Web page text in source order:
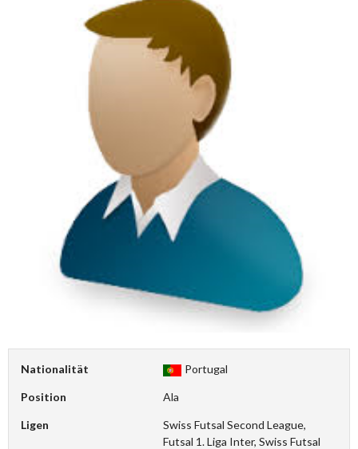
Nationalität Portugal
Position Ala
Ligen
Swiss Futsal Second League,
Futsal 1. Liga Inter, Swiss Futsal